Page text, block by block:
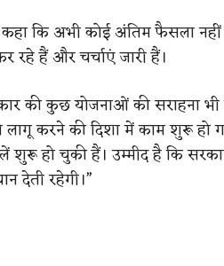
कि अभी कोई अंतिम फैसला नहीं
हैं और चर्चाएं जारी हैं।
की कुछ योजनाओं की सराहना भी
लागू करने की दिशा में काम शुरू हो
शुरू हो चुकी हैं। उम्मीद है कि
देती रहेगी।”